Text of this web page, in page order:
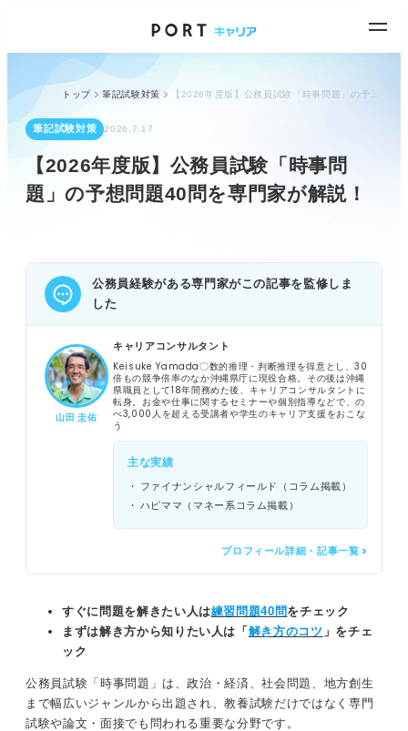
トップ 筆記試験対策
筆記試験対策 2026.7.17
【2026年度版】公務員試験「時事問
題」の予想問題40問を専門家が解説！
公務員経験がある専門家がこの記事を監修しま
した
山田 圭佑
キャリアコンサルタント
Keisuke Yamada〇数的推理・判断推理を得意とし、30
倍もの競争倍率のなか沖縄県庁に現役合格。その後は沖縄
県職員として18年間務めた後、キャリアコンサルタントに
転身。お金や仕事に関するセミナーや個別指導などで、の
べ3,000人を超える受講者や学生のキャリア支援をおこな
う
主な実績
ファイナンシャルフィールド（コラム掲載）
ハピママ（マネー系コラム掲載）
プロフィール詳細・記事一覧 >
すぐに問題を解きたい人は練習問題40問をチェック
まずは解き方から知りたい人は「 解き方のコツ 」をチェ
ック
公務員試験「時事問題」は、政治・経済、社会問題、地方創生
まで幅広いジャンルから出題され、教養試験だけではなく専門
試験や論文・面接でも問われる重要な分野です。